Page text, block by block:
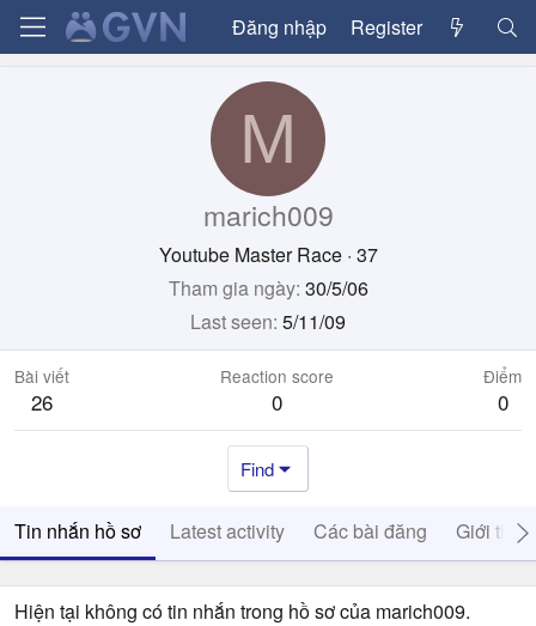
Đăng nhập Register
M
marich009
Youtube Master Race · 37
Tham gia ngày 30/5/06
Last seen 5/11/09
Bài viết
26
Reaction score
0
Điểm
0
Find
Tin nhắn hồ sơ Latest activity Các bài đăng Giới thiệu
Hiện tại không có tin nhắn trong hồ sơ của marich009.